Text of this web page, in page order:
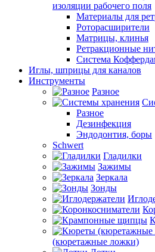
изоляции рабочего поля
Материалы для
Роторасширители
Матрицы, клинья
Ретракционные
Система
Иглы, шприцы для каналов
Инструменты
Разное
Разное
Дезинфекция
Эндодонтия, боры
Schwert
Гладилки
Зажимы
Зеркала
Зонды
(кюретажные ложки)